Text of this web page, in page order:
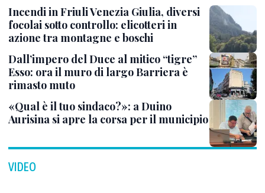
Incendi in Friuli Venezia Giulia, diversi
focolai sotto controllo: elicotteri in
azione tra montagne e boschi
Dall’impero del Duce al mitico “tigre”
Esso: ora il muro di largo Barriera è
rimasto muto
«Qual è il tuo sindaco?»: a Duino
Aurisina si apre la corsa per il municipio
VIDEO